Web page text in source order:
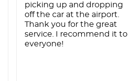
picking up and dropping
off the car at the airport.
Thank you for the great
service. I recommend it to
everyone!